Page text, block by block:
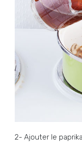
2- Ajouter le